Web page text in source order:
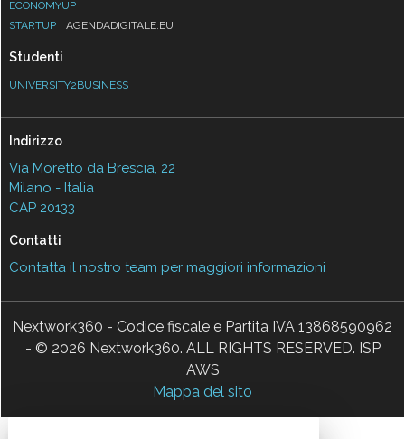
ECONOMYUP
STARTUP
AGENDADIGITALE.EU
Studenti
UNIVERSITY2BUSINESS
Indirizzo
Via Moretto da Brescia, 22
Milano - Italia
CAP 20133
Contatti
Contatta il nostro team per maggiori informazioni
Nextwork360 - Codice fiscale e Partita IVA 13868590962
- © 2026 Nextwork360. ALL RIGHTS RESERVED. ISP
AWS
Mappa del sito